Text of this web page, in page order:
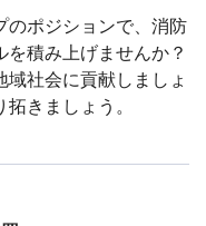
のポジションで、消防
積み上げませんか？
社会に貢献しましょ
きましょう。